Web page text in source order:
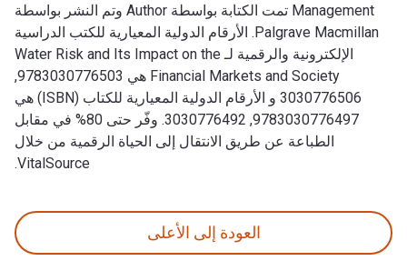
Management تمت الكتابة بواسطة Author وتم النشر بواسطة
Palgrave Macmillan. الأرقام الدولية المعيارية للكتب الدراسية
الإلكترونية والرقمية لـ Water Risk and Its Impact on the
Financial Markets and Society هي 9783030776503,
3030776506 و الأرقام الدولية المعيارية للكتاب (ISBN) هي
9783030776497, 3030776492. وفّر حتى 80% في مقابل
الطباعة عن طريق الانتقال إلى الحياة الرقمية من خلال
VitalSource.
العودة إلى الأعلى